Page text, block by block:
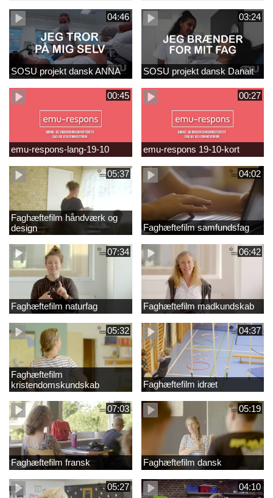
04:46
SOSU projekt dansk ANNA
03:24
SOSU projekt dansk Danait
00:45
emu-respons-lang-19-10
00:27
emu-respons 19-10-kort
05:37
Faghæftefilm håndværk og
design
04:02
Faghæftefilm samfundsfag
07:34
Faghæftefilm naturfag
06:42
Faghæftefilm madkundskab
05:32
Faghæftefilm
kristendomskundskab
04:37
Faghæftefilm idræt
07:03
Faghæftefilm fransk
05:19
Faghæftefilm dansk
05:27 04:10